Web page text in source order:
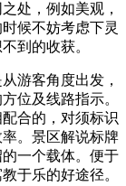
处，例如美观，
候不妨考虑下灵
到的收获。
游客角度出发，
位及线路指示。
合的，对须标识
。景区解说标牌
一个载体。便于
于乐的好途径。